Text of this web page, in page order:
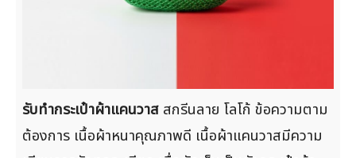
รับทำกระเป๋าผ้าแคนวาส สกรีนลาย โลโก้ ข้อความตาม
ต้องการ เนื้อผ้าหนาคุณภาพดี เนื้อผ้าแคนวาสมีความ